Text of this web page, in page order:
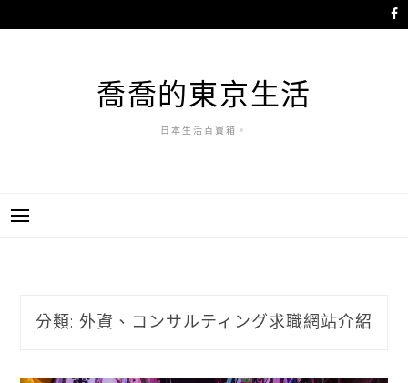
至
喬喬的東京生活
日本生活百寶箱。
分類: 外資、コンサルティング求職網站介紹